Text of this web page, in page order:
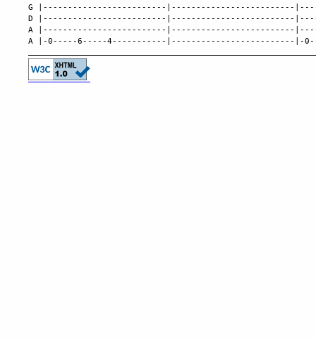
G |-------------------------|-------------------------
D |-------------------------|-------------------------
A |-------------------------|-------------------------